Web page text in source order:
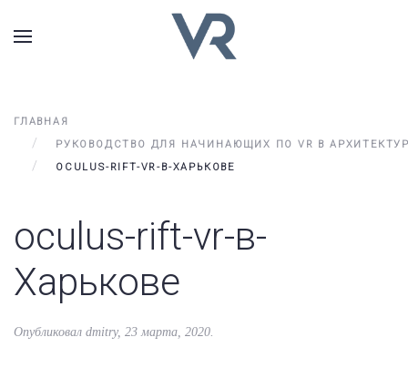
ГЛАВНАЯ
РУКОВОДСТВО ДЛЯ НАЧИНАЮЩИХ ПО VR В
OCULUS-RIFT-VR-В-ХАРЬКОВЕ
oculus-rift-vr-в-
Харькове
Опубликовал dmitry, 23 марта, 2020.